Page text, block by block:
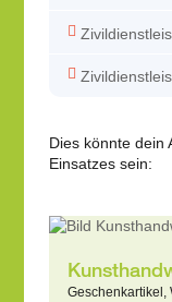
Dies könnte dein
Einsatzes sein:
Geschenkartikel,